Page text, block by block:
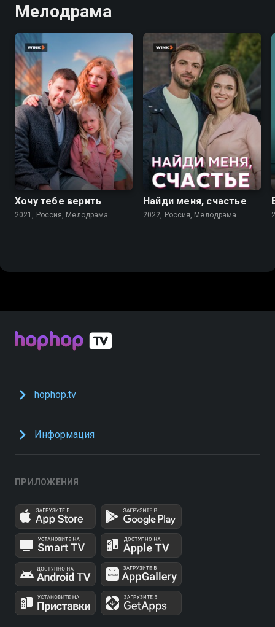
Мелодрама
7.1
Хочу тебе верить
2021, Россия, Мелодрама
7.3
Найди меня, счастье
2022, Россия, Мелодрама
hophop.tv
Информация
ПРИЛОЖЕНИЯ